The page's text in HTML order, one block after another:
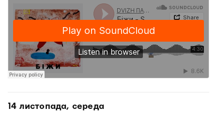
14 листопада, середа